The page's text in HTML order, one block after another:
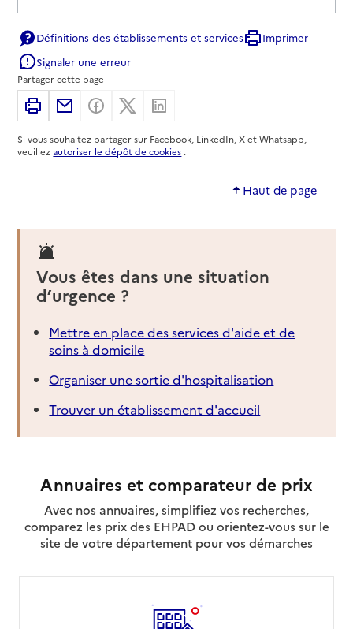
Source des données : Finess n° 310030846
Mis à jour le : 20/05/2026
Service autonomie à domicile (aide)
ADMR Saint Gaudens
Adresse
10 route nationale - Maison des services du
Comminges
31210-Montréjeau
Source des données : Finess n° 310030960
Mis à jour le : 20/05/2026
Services du CCAS
31210-Montréjeau
Source des données : Finess n° 310787080
Définitions des établissements et services
Imprimer
Signaler une erreur
Partager cette page
ImprimerPartager par email
Partager sur Facebook
Partager sur X
Si vous souhaitez partager sur Facebook, LinkedIn, X et Whatsapp,
veuillezautoriser le dépôt de cookies .
Haut de page
Vous êtes dans une situation
d’urgence ?
Mettre en place des services d'aide et de
soins à domicile
Organiser une sortie d'hospitalisation
Trouver un établissement d'accueil
Annuaires et comparateur de prix
Avec nos annuaires, simplifiez vos recherches,
comparez les prix des EHPAD ou orientez-vous sur le
site de votre département pour vos démarches